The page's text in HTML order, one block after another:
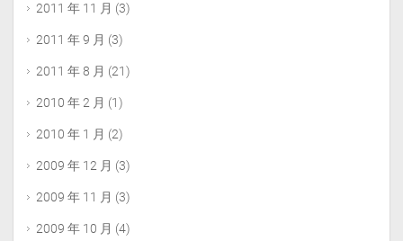
2011 年 11 月 (3)
2011 年 9 月 (3)
2011 年 8 月 (21)
2010 年 2 月 (1)
2010 年 1 月 (2)
2009 年 12 月 (3)
2009 年 11 月 (3)
2009 年 10 月 (4)